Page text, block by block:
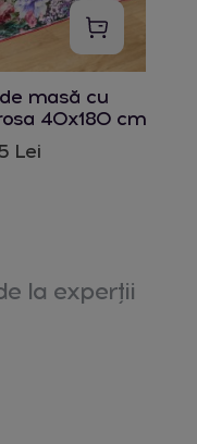
masă cu
40x180 cm
Lei
la experții